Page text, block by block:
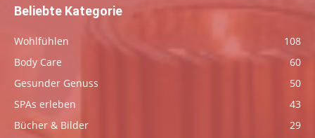
Beliebte Kategorie
Wohlfühlen
108
Body Care
60
Gesunder Genuss
50
SPAs erleben
43
Bücher & Bilder
29